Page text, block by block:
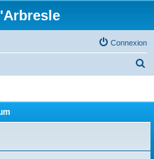
Connexion